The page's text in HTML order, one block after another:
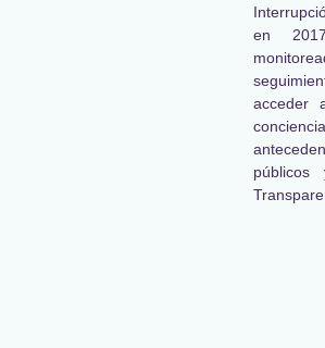
en
acceder